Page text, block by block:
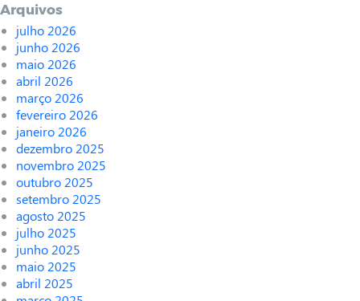
Arquivos
julho 2026
junho 2026
maio 2026
abril 2026
março 2026
fevereiro 2026
janeiro 2026
dezembro 2025
novembro 2025
outubro 2025
setembro 2025
agosto 2025
julho 2025
junho 2025
maio 2025
abril 2025